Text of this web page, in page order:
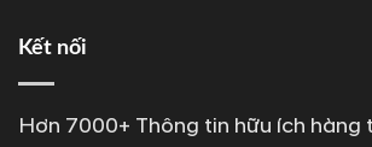
Kết nối
Hơn 7000+ Thông tin hữu ích hàng